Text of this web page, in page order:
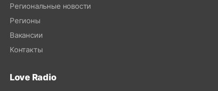
Региональные новости
Регионы
Вакансии
Контакты
Love Radio